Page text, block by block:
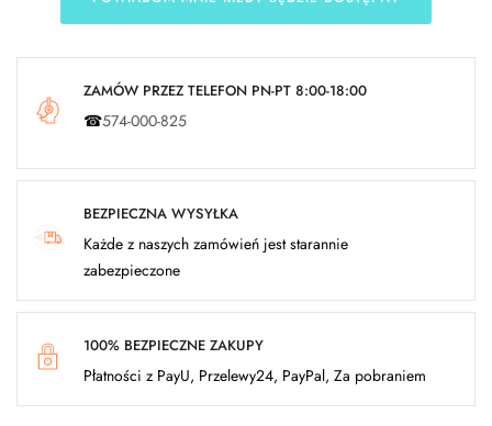
ZAMÓW PRZEZ TELEFON PN-PT 8:00-18:00
☎574-000-825
BEZPIECZNA WYSYŁKA
Każde z naszych zamówień jest starannie
zabezpieczone
100% BEZPIECZNE ZAKUPY
Płatności z PayU, Przelewy24, PayPal, Za pobraniem